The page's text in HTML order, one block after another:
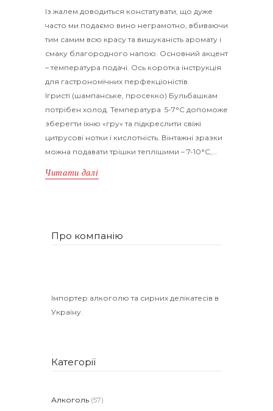
Із жалем доводиться констатувати, що дуже
часто ми подаємо вино неграмотно, вбиваючи
тим самим всю красу та вишуканість аромату і
смаку благородного напою. Основний акцент
– температура подачі. Ось коротка інструкція
для гастрономічних перфекціоністів.
Ігристі (шампанське, просекко) Бульбашкам
потрібен холод. Температура 5-7°С допоможе
зберегти їхню «гру» та підкреслити свіжі
цитрусові нотки і кислотність. Вінтажні зразки
можна подавати трішки теплішими – 7-10°С,…
Читати далі
Про компанію
Імпортер алкоголю та сирних делікатесів в
Україну.
Категорії
Алкоголь (57)